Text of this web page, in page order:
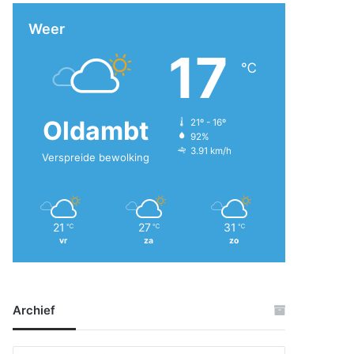
Weer
Oldambt
Verspreide bewolking
17 ℃
21º - 16º
92%
3.91 km/h
21 ℃
vr
27 ℃
za
31 ℃
zo
Archief